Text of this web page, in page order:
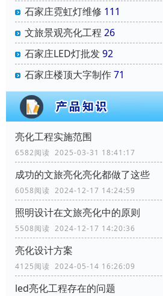
石家庄霓虹灯维修 111
文旅景观亮化工程 26
石家庄LED灯批发92
石家庄楼顶大字制作71
亮化工程实施范围
6582阅读 2025-03-31 18:41:17
成功的文旅亮化亮化都做了这些
6058阅读 2024-12-17 14:24:59
照明设计在文旅亮化中的原则
5508阅读 2024-12-17 14:20:36
亮化设计方案
4125阅读 2024-05-14 16:26:09
led亮化工程存在的问题